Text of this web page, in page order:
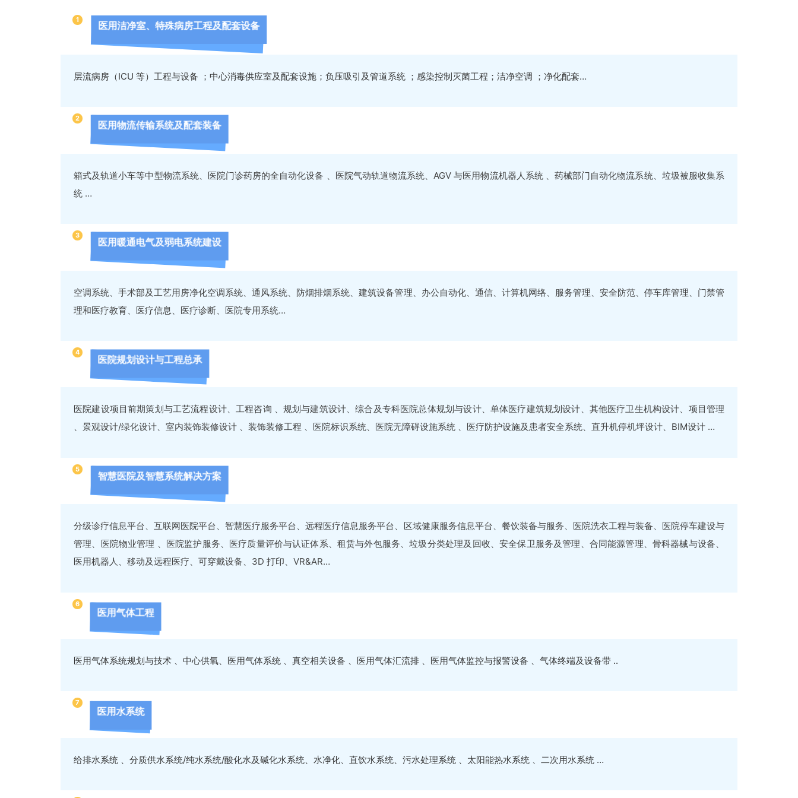
1 医用洁净室、特殊病房工程及配套设备
层流病房（ICU 等）工程与设备 ；中心消毒供应室及配套设施；负压吸引及管道系统 ；感染控制灭菌工程；洁净空调 ；净化配套…
2
医用物流传输系统及配套装备
箱式及轨道小车等中型物流系统、医院门诊药房的全自动化设备 、医院气动轨道物流系统、AGV 与医用物流机器人系统 、药械部门自动化物流系统、垃圾被服收集系
统 …
3
医用暖通电气及弱电系统建设
空调系统、手术部及工艺用房净化空调系统、通风系统、防烟排烟系统、建筑设备管理、办公自动化、通信、计算机网络、服务管理、安全防范、停车库管理、门禁管
理和医疗教育、医疗信息、医疗诊断、医院专用系统…
4
医院规划设计与工程总承
医院建设项目前期策划与工艺流程设计、工程咨询 、规划与建筑设计、综合及专科医院总体规划与设计、单体医疗建筑规划设计、其他医疗卫生机构设计、项目管理
、景观设计/绿化设计、室内装饰装修设计 、装饰装修工程 、医院标识系统、医院无障碍设施系统 、医疗防护设施及患者安全系统、直升机停机坪设计、BIM设计 …
5
智慧医院及智慧系统解决方案
分级诊疗信息平台、互联网医院平台、智慧医疗服务平台、远程医疗信息服务平台、区域健康服务信息平台、餐饮装备与服务、医院洗衣工程与装备、医院停车建设与
管理、医院物业管理 、医院监护服务、医疗质量评价与认证体系、租赁与外包服务、垃圾分类处理及回收、安全保卫服务及管理、合同能源管理、骨科器械与设备、
医用机器人、移动及远程医疗、可穿戴设备、3D 打印、VR&AR…
6
医用气体工程
医用气体系统规划与技术 、中心供氧、医用气体系统 、真空相关设备 、医用气体汇流排 、医用气体监控与报警设备 、气体终端及设备带 ..
7
医用水系统
给排水系统 、分质供水系统/纯水系统/酸化水及碱化水系统、水净化、直饮水系统、污水处理系统 、太阳能热水系统 、二次用水系统 …